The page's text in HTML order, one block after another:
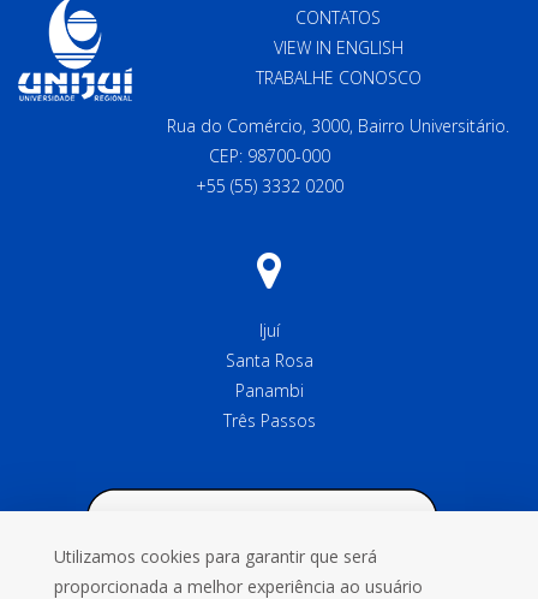
CONTATOS
VIEW IN ENGLISH
TRABALHE CONOSCO
Rua do Comércio, 3000, Bairro Universitário.
CEP: 98700-000
+55 (55) 3332 0200
Ijuí
Santa Rosa
Panambi
Três Passos
Utilizamos cookies para garantir que será
proporcionada a melhor experiência ao usuário